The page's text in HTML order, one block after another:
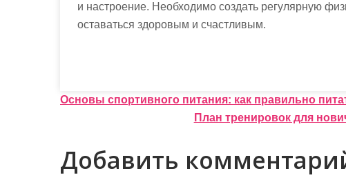
и настроение. Необходимо создать регулярную
оставаться здоровым и счастливым.
Н
в
и
Основы спортивного питания: как правильно
План тренировок для
Добавить